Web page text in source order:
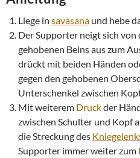
Liege in savasana und hebe
Der Supporter neigt sich von
gehobenen Beins aus zum
drückt mit beiden Händen
gegen den gehobenen
Unterschenkel zwischen
Mit weiterem Druckder
zwischen Schulter und Kopf
die Streckung des
Supporter immer weiter zum